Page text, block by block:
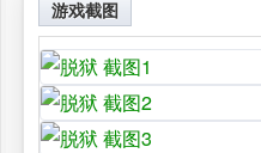
游戏截图